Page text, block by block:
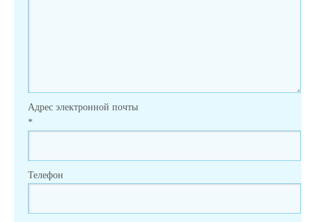
Адрес электронной почты
*
Телефон